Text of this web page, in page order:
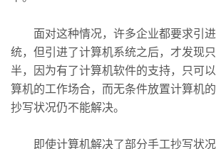
面对这种情况，许多企业都要求引进
统，但引进了计算机系统之后，才发现
半，因为有了计算机软件的支持，只可
算机的工作场合，而无条件放置计算机
抄写状况仍不能解决。
即使计算机解决了部分手工抄写状况